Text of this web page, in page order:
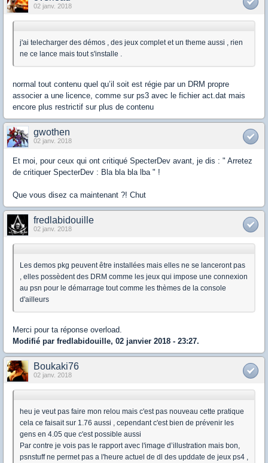
02 janv. 2018
j'ai telecharger des démos , des jeux complet et un theme aussi , rien
ne ce lance mais tout s'installe .
normal tout contenu quel qu’il soit est régie par un DRM propre
associer a une licence, comme sur ps3 avec le fichier act.dat mais
encore plus restrictif sur plus de contenu
gwothen
02 janv. 2018
Et moi, pour ceux qui ont critiqué SpecterDev avant, je dis : " Arretez
de critiquer SpecterDev : Bla bla bla lba " !
Que vous disez ca maintenant ?! Chut
fredlabidouille
02 janv. 2018
Les demos pkg peuvent être installées mais elles ne se lanceront pas
, elles possèdent des DRM comme les jeux qui impose une connexion
au psn pour le démarrage tout comme les thèmes de la console
d'ailleurs
Merci pour ta réponse overload.
Modifié par fredlabidouille, 02 janvier 2018 - 23:27.
Boukaki76
02 janv. 2018
heu je veut pas faire mon relou mais c'est pas nouveau cette pratique
cela ce faisait sur 1.76 aussi , cependant c'est bien de prévenir les
gens en 4.05 que c'est possible aussi
Par contre je vois pas le rapport avec l'image d’illustration mais bon,
psnstuff ne permet pas a l'heure actuel de dl des upddate de jeux ps4 ,